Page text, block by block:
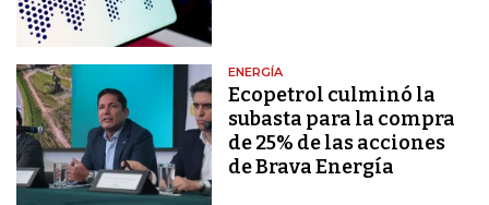
ENERGÍA
Ecopetrol culminó la
subasta para la compra
de 25% de las acciones
de Brava Energía